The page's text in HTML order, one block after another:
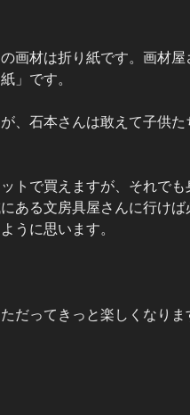
画材は折り紙です。画材
」です。
、石本さんは敢えて子供た
トで買えますが、それでも
ある文房具屋さんに行けば
うに思います。
だってきっと楽しくなりま